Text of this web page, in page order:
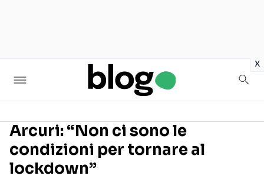
x
Seguici sui social
Arcuri: “Non ci sono le
condizioni per tornare al
lockdown”